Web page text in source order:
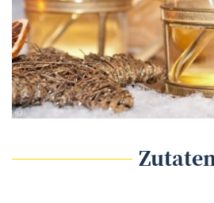
©Rangzen - Fotolia.com
Zutaten